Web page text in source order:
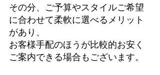
その分、ご予算やスタイルご希望
に合わせて柔軟に選べるメリット
があり、
お客様手配のほうが比較的お安く
ご案内できる場合もございます。